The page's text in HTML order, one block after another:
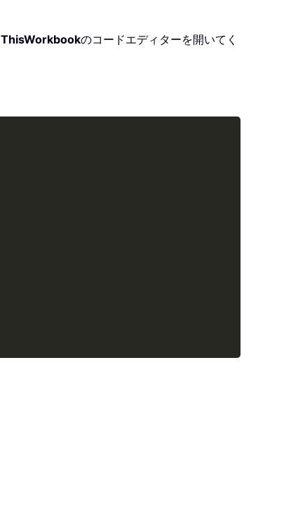
ThisWorkbookのコードエディターを開いてく